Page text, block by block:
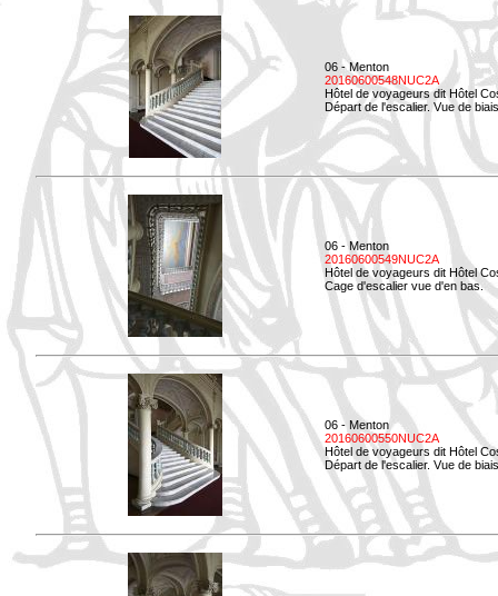
06 - Menton
20160600548NUC2A
Hôtel de voyageurs dit Hôtel
Départ de l'escalier. Vue de
06 - Menton
20160600549NUC2A
Hôtel de voyageurs dit Hôtel
Cage d'escalier vue d'en bas.
06 - Menton
20160600550NUC2A
Hôtel de voyageurs dit Hôtel
Départ de l'escalier. Vue de